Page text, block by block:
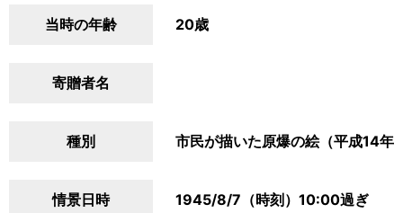
当時の年齢 20歳
寄贈者名
種別 市民が描いた原爆の絵（平成14年
情景日時 1945/8/7（時刻）10:00過ぎ